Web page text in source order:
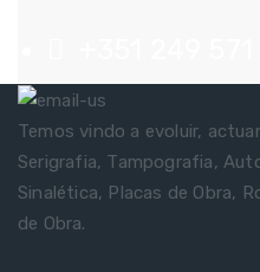
Temos vindo a evoluir,
Serigrafia, Tampografia,
Sinalética, Placas de Obra,
de Obra.